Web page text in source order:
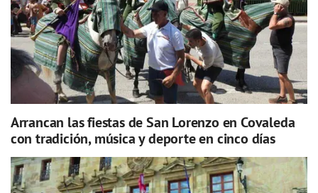
Arrancan las fiestas de San Lorenzo en Covaleda
con tradición, música y deporte en cinco días